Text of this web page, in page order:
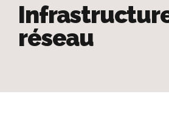
réseau